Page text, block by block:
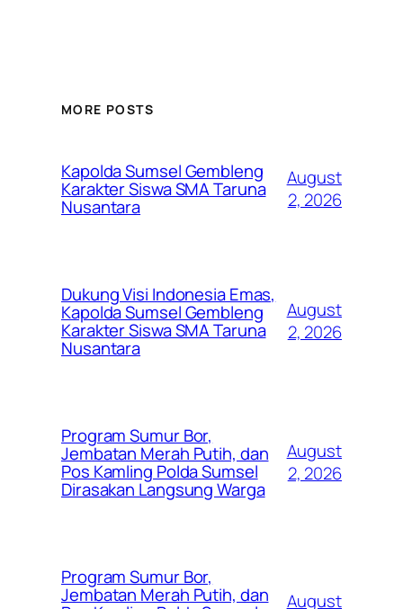
MORE POSTS
Kapolda Sumsel Gembleng
Karakter Siswa SMA Taruna
Nusantara
August
2, 2026
Dukung Visi Indonesia Emas,
Kapolda Sumsel Gembleng
Karakter Siswa SMA Taruna
Nusantara
August
2, 2026
Program Sumur Bor,
Jembatan Merah Putih, dan
Pos Kamling Polda Sumsel
Dirasakan Langsung Warga
August
2, 2026
Program Sumur Bor,
Jembatan Merah Putih, dan August